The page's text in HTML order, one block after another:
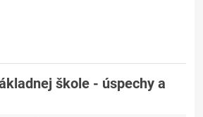
škole - úspechy a